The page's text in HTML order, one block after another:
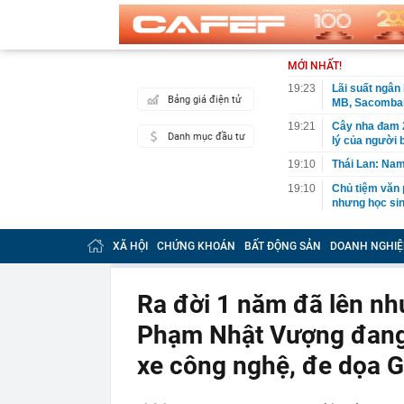
Bảng giá điện tử
Danh mục đầu tư
MỚI NHẤT!
19:23
Lãi suất
MB,
19:21
Cây nha đam
lý của người
19:10
Thái Lan:
19:10
Chủ tiệm văn
nhưng học
18:57
Tài khoản
triệu đồng
18:50
Vì sao phở
18:45
Công an xác
điểm làm
18:45
Phát hiện số
gia đình
XÃ HỘI CHỨNG KHOÁN BẤT ĐỘNG SẢN DOANH
Ra đời 1 năm đã lên
Phạm Nhật Vượng
xe công nghệ, đe dọa